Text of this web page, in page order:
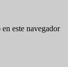
este navegador